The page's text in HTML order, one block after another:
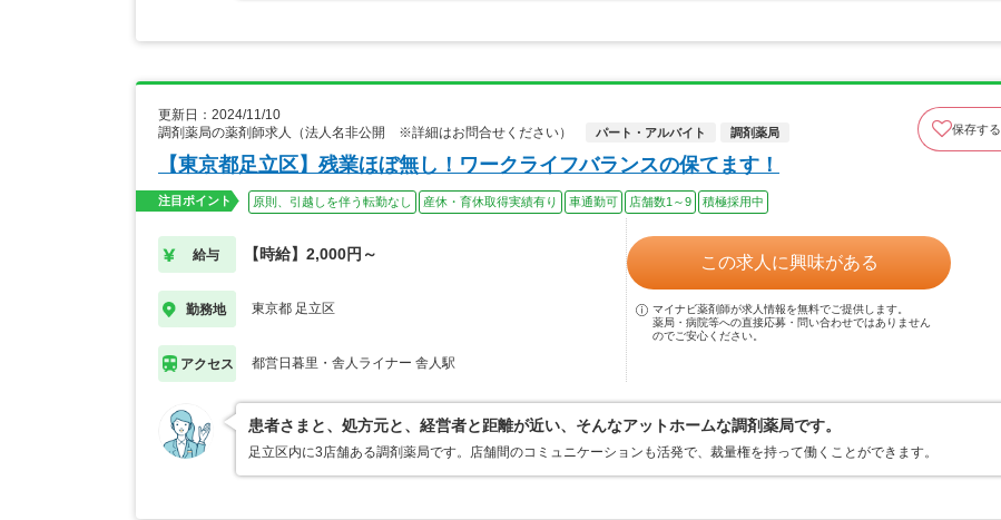
更新日：2024/11/10
調剤薬局の薬剤師求人（法人名非公開 ※詳細はお問合せください）
パート・アルバイト 調剤薬局 保存する
【東京都足立区】残業ほぼ無し！ワークライフバランスの保てます！
注目ポイント 原則、引越しを伴う転勤なし 産休・育休取得実績有り 車通勤可 店舗数1～9 積極採用中
給与 【時給】2,000円～
勤務地 東京都 足立区
アクセス 都営日暮里・舎人ライナー 舎人駅
この求人に興味がある
マイナビ薬剤師が求人情報を無料でご提供します。
薬局・病院等への直接応募・問い合わせではありません
のでご安心ください。
患者さまと、処方元と、経営者と距離が近い、そんなアットホームな調剤薬局です。
足立区内に3店舗ある調剤薬局です。店舗間のコミュニケーションも活発で、裁量権を持って働くことができます。